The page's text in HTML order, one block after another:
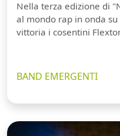
Nella terza edizione di
al mondo rap in onda
vittoria i cosentini
BAND EMERGENTI